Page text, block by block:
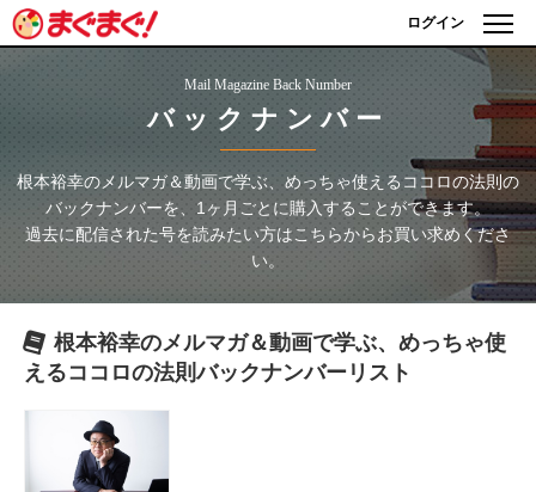
ログイン
Mail Magazine Back Number
バックナンバー
根本裕幸のメルマガ＆動画で学ぶ、めっちゃ使えるココロの法則 の
バックナンバーを、1ヶ月ごとに購入することができます。
過去に配信された号を読みたい方はこちらからお買い求めくださ
い。
根本裕幸のメルマガ＆動画で学ぶ、めっちゃ使
えるココロの法則バックナンバーリスト